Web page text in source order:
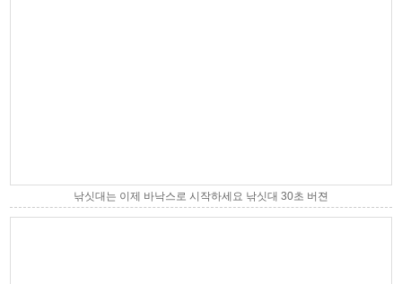
낚싯대는 이제 바낙스로 시작하세요 낚싯대 30초 버젼